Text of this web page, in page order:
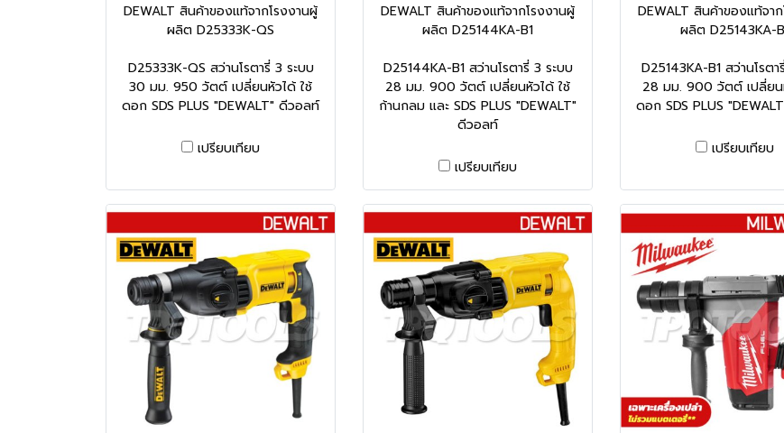
DEWALT สินค้าของแท้จากโรงงานผู้
ผลิต D25333K-QS
D25333K-QS สว่านโรตารี่ 3 ระบบ
30 มม. 950 วัตต์ เปลี่ยนหัวได้ ใช้
ดอก SDS PLUS "DEWALT" ดีวอลท์
เปรียบเทียบ
DEWALT สินค้าของแท้จากโรงงานผู้
ผลิต D25144KA-B1
D25144KA-B1 สว่านโรตารี่ 3 ระบบ
28 มม. 900 วัตต์ เปลี่ยนหัวได้ ใช้
ก้านกลม และ SDS PLUS "DEWALT"
ดีวอลท์
เปรียบเทียบ
DEWALT สินค้าของแท้จา
ผลิต D25143KA-
D25143KA-B1 สว่านโรต
28 มม. 900 วัตต์ เปลี่ยน
ดอก SDS PLUS
เปรียบเทียบ